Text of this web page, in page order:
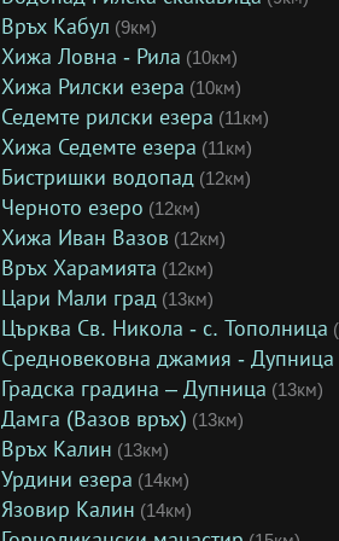
Връх Кабул (9км)
Хижа Ловна - Рила (10км)
Хижа Рилски езера (10км)
Седемте рилски езера (11км)
Хижа Седемте езера (11км)
Бистришки водопад (12км)
Черното езеро (12км)
Хижа Иван Вазов (12км)
Връх Харамията (12км)
Цари Мали град (13км)
Църква Св. Никола - с. Тополница
Средновековна джамия - Дупница
Градска градина – Дупница (13км)
Дамга (Вазов връх) (13км)
Връх Калин (13км)
Урдини езера (14км)
Язовир Калин (14км)